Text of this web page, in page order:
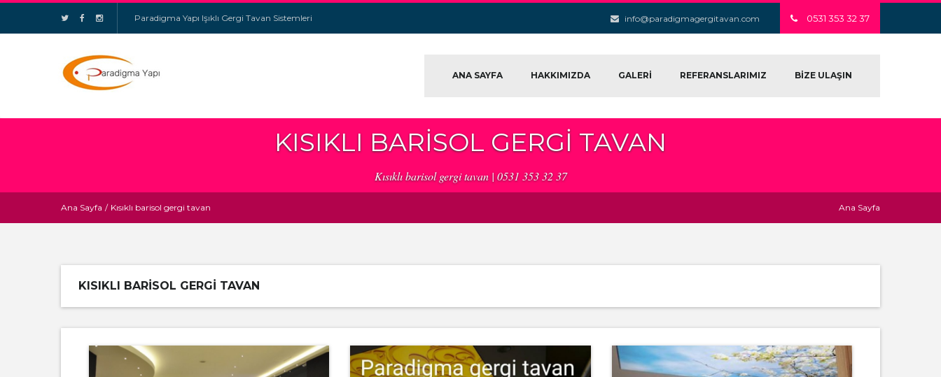
Paradigma Yapı Işıklı Gergi Tavan Sistemleri info@paradigmagergitavan.com 0531 353 32 37
ANA SAYFA HAKKIMIZDA GALERİ REFERANSLARIMIZ BİZE ULAŞIN
KISIKLI BARISOL GERGI TAVAN
Kısıklı barisol gergi tavan | 0531 353 32 37
Ana Sayfa / Kısıklı barisol gergi tavan Ana Sayfa
KISIKLI BARISOL GERGI TAVAN